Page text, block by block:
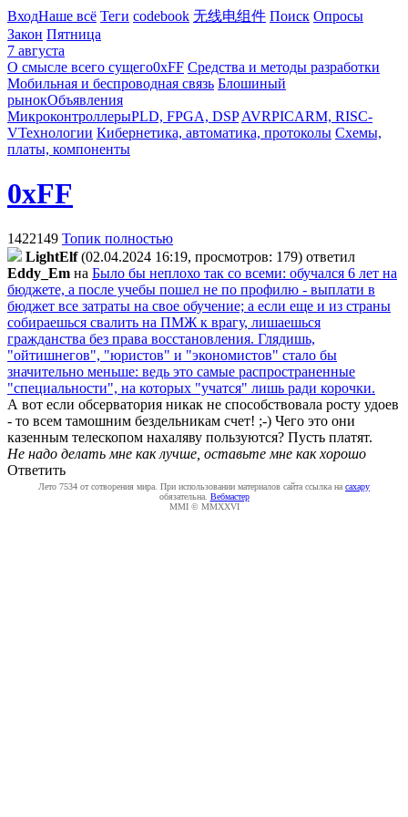
ВходНаше всё Теги codebook 无线电组件 Поиск Опросы
Закон Пятница
7 августа
О смысле всего сущего0xFF Средства и методы разработки
Мобильная и беспроводная связь Блошиный
рынокОбъявления
МикроконтроллерыPLD, FPGA, DSP AVRPICARM, RISC-
VТехнологии Кибернетика, автоматика, протоколы Схемы,
платы, компоненты
0xFF
1422149 Топик полностью
LightElf (02.04.2024 16:19, просмотров: 179) ответил
Eddy_Em на Было бы неплохо так со всеми: обучался 6 лет на
бюджете, а после учебы пошел не по профилю - выплати в
бюджет все затраты на свое обучение; а если еще и из страны
собираешься свалить на ПМЖ к врагу, лишаешься
гражданства без права восстановления. Глядишь,
"ойтишнегов", "юристов" и "экономистов" стало бы
значительно меньше: ведь это самые распространенные
"специальности", на которых "учатся" лишь ради корочки.
А вот если обсерватория никак не способствовала росту удоев
- то всем тамошним бездельникам счет! ;-) Чего это они
казенным телескопом нахаляву пользуются? Пусть платят.
Не надо делать мне как лучше, оставьте мне как хорошо
Ответить
Лето 7534 от сотворения мира. При использовании материалов сайта ссылка на caxapу
обязательна. Вебмастер
MMI © MMXXVI